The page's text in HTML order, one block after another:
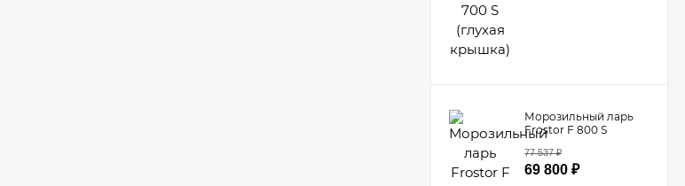
Морозильный ларь
Frostor F 800 S
77 537₽
69 800 ₽